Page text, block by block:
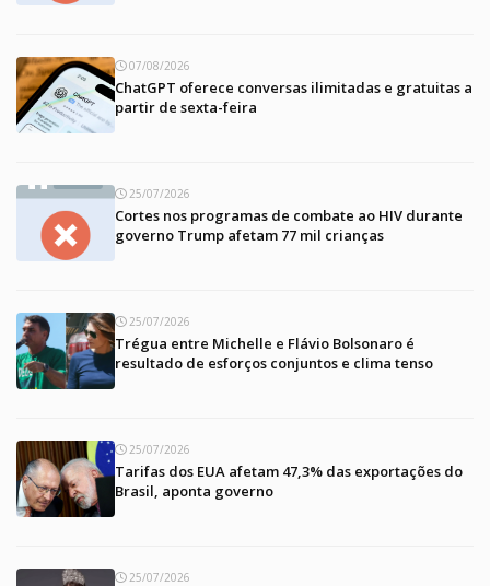
07/08/2026
ChatGPT oferece conversas ilimitadas e gratuitas a
partir de sexta-feira
25/07/2026
Cortes nos programas de combate ao HIV durante
governo Trump afetam 77 mil crianças
25/07/2026
Trégua entre Michelle e Flávio Bolsonaro é
resultado de esforços conjuntos e clima tenso
25/07/2026
Tarifas dos EUA afetam 47,3% das exportações do
Brasil, aponta governo
25/07/2026